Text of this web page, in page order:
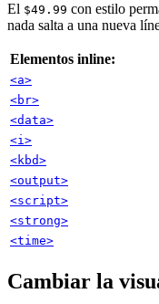
El $49.99 con estilo
nada salta a una nueva
Elementos inline:
<a>
<br>
<data>
<i>
<kbd>
<output>
<script>
<strong>
<time>
Cambiar la